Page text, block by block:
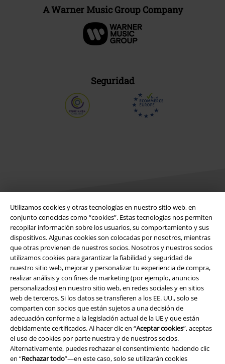
Utilizamos cookies y otras tecnologías en nuestro sitio web, en
conjunto conocidas como “cookies”. Estas tecnologías nos permiten
recopilar información sobre los usuarios, su comportamiento y sus
dispositivos. Algunas cookies son colocadas por nosotros, mientras
que otras provienen de nuestros socios. Nosotros y nuestros socios
utilizamos cookies para garantizar la fiabilidad y seguridad de
nuestro sitio web, mejorar y personalizar tu experiencia de compra,
realizar análisis y con fines de marketing (por ejemplo, anuncios
personalizados) en nuestro sitio web, en redes sociales y en sitios
web de terceros. Si los datos se transfieren a los EE. UU., solo se
comparten con socios que están sujetos a una decisión de
adecuación conforme a la legislación actual de la UE y que están
debidamente certificados. Al hacer clic en “Aceptar cookies”, aceptas
el uso de cookies por parte nuestra y de nuestros socios.
Alternativamente, puedes rechazar el consentimiento haciendo clic
en “Rechazar todo”—en este caso, solo se utilizarán cookies
A Warner Music Group Company
Seguridad
Legal
Términos y Condiciones
Aviso Legal
Ley protección de datos
Eliminación de residuos y protección del medioambiente
Declaración de Conformidad
Información sobre accesibilidad